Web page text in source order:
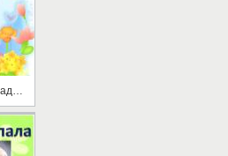
Как помочь ребенку во время адаптации